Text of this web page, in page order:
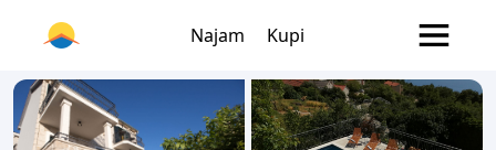
Najam Kupi